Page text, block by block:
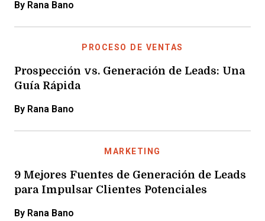
By Rana Bano
PROCESO DE VENTAS
Prospección vs. Generación de Leads: Una
Guía Rápida
By Rana Bano
MARKETING
9 Mejores Fuentes de Generación de Leads
para Impulsar Clientes Potenciales
By Rana Bano